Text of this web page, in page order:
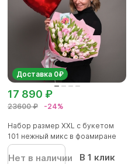
Доставка 0₽
23600 ₽ -24%
17 890 ₽
Набор размер XXL с букетом
101 нежный микс в фоамиране
Нет в наличии В 1 клик